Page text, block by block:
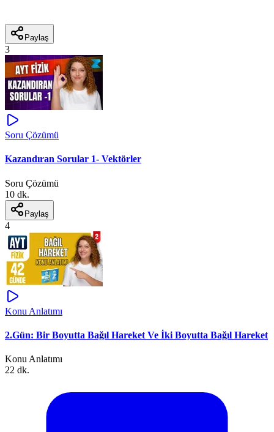
Paylaş
3
Soru Çözümü
Kazandıran Sorular 1- Vektörler
Soru Çözümü
10 dk.
Paylaş
4
Konu Anlatımı
2.Gün: Bir Boyutta Bağıl Hareket Ve İki Boyutta Bağıl Hareket
Konu Anlatımı
22 dk.